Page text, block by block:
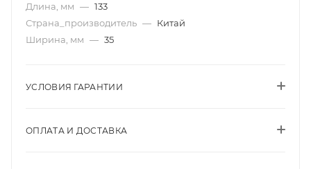
Длина, мм — 133
Страна_производитель — Китай
Ширина, мм — 35
УСЛОВИЯ ГАРАНТИИ
ОПЛАТА И ДОСТАВКА